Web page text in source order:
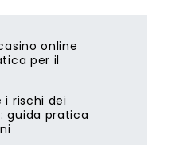
online
per il
i rischi dei
guida pratica